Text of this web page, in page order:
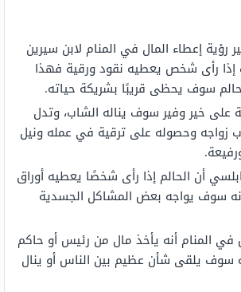
إعطاء المال في المنام لابن سيرين
إذا رأى شخص يعطيه نقود ورقية فهذا
سوف يحظى قريبًا بشريكة حياته.
على خير وفير سوف يناله الشاب، وتدل
زواجه وحصوله على ترقية في عمله ونيل
أن الحالم إذا رأى شخصًا يعطيه أوراق
سوف يواجه بعض المشاكل الجسدية
المنام أنه يأخذ مال من رئيس أو حاكم
سوف يلقى شأن عظيم بين الناس أو ينال